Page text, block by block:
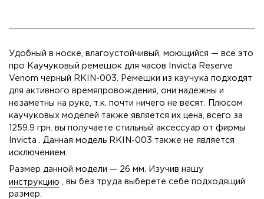
Удобный в носке, влагоустойчивый, моющийся — все это
про Каучуковый ремешок для часов Invicta Reserve
Venom черный RKIN-003. Ремешки из каучука подходят
для активного времяпровождения, они надежны и
незаметны на руке, т.к. почти ничего не весят. Плюсом
каучуковых моделей также является их цена, всего за
1259.9 грн. вы получаете стильный аксессуар от фирмы
Invicta . Данная модель RKIN-003 также не является
исключением.
Размер данной модели — 26 мм. Изучив нашу
инструкцию , вы без труда выберете себе подходящий
размер.